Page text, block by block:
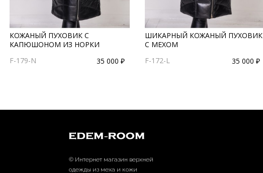
КОЖАНЫЙ ПУХОВИК С
КАПЮШОНОМ ИЗ НОРКИ
F-179-N
35 000 ₽
ШИКАРНЫЙ КОЖАНЫЙ ПУХОВИК
С МЕХОМ
F-172-L
35 000 ₽
© Интернет магазин верхней
одежды из меха и кожи